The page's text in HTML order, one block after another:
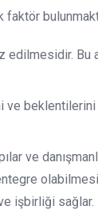
edilmesidir.
ve
ve
işbirliği sağlar.